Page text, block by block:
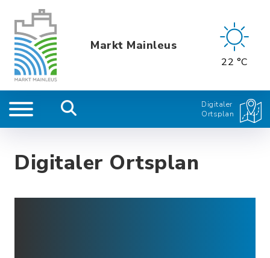
Markt Mainleus
22 °C
Digitaler
Ortsplan
Digitaler Ortsplan